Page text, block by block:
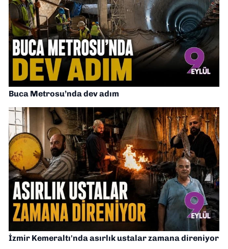
Buca Metrosu’nda dev adım
İzmir Kemeraltı'nda asırlık ustalar zamana direniyor